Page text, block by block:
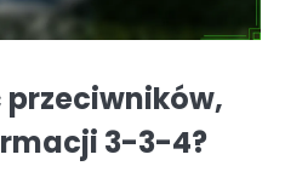
3-3-4?